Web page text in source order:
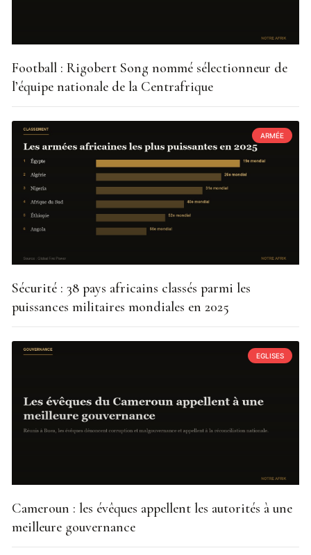
Football : Rigobert Song nommé sélectionneur de
l’équipe nationale de la Centrafrique
ARMÉE
Sécurité : 38 pays africains classés parmi les
puissances militaires mondiales en 2025
EGLISES
Cameroun : les évêques appellent les autorités à une
meilleure gouvernance